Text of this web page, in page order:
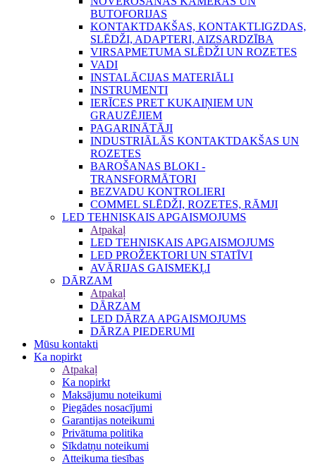
BUTOFORIJAS
KONTAKTDAKŠAS, KONTAKTLIGZDAS,
SLĒDŽI, ADAPTERI, AIZSARDZĪBA
VIRSAPMETUMA SLĒDŽI UN ROZETES
VADI
INSTALĀCIJAS MATERIĀLI
INSTRUMENTI
IERĪCES PRET KUKAIŅIEM UN
GRAUZĒJIEM
PAGARINĀTĀJI
INDUSTRIĀLĀS KONTAKTDAKŠAS UN
ROZETES
BAROŠANAS BLOKI -
TRANSFORMĀTORI
BEZVADU KONTROLIERI
COMMEL SLĒDŽI, ROZETES, RĀMJI
LED TEHNISKAIS APGAISMOJUMS
Atpakaļ
LED TEHNISKAIS APGAISMOJUMS
LED PROŽEKTORI UN STATĪVI
AVĀRIJAS GAISMEKĻI
DĀRZAM
Atpakaļ
DĀRZAM
LED DĀRZA APGAISMOJUMS
DĀRZA PIEDERUMI
Mūsu kontakti
Ka nopirkt
Atpakaļ
Ka nopirkt
Maksājumu noteikumi
Piegādes nosacījumi
Garantijas noteikumi
Privātuma politika
Sīkdatņu noteikumi
Atteikuma tiesības